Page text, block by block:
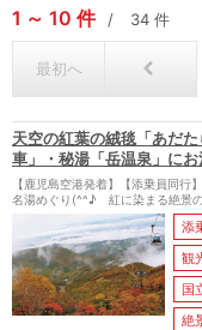
1 10 件 34 件
最初へ
天空の紅葉の絨毯「あだ
車」・秘湯「岳温泉」にお
【鹿児島空港発着】【添乗員同
名湯めぐり(^^♪ 紅に染まる絶景の
添
観
国
絶